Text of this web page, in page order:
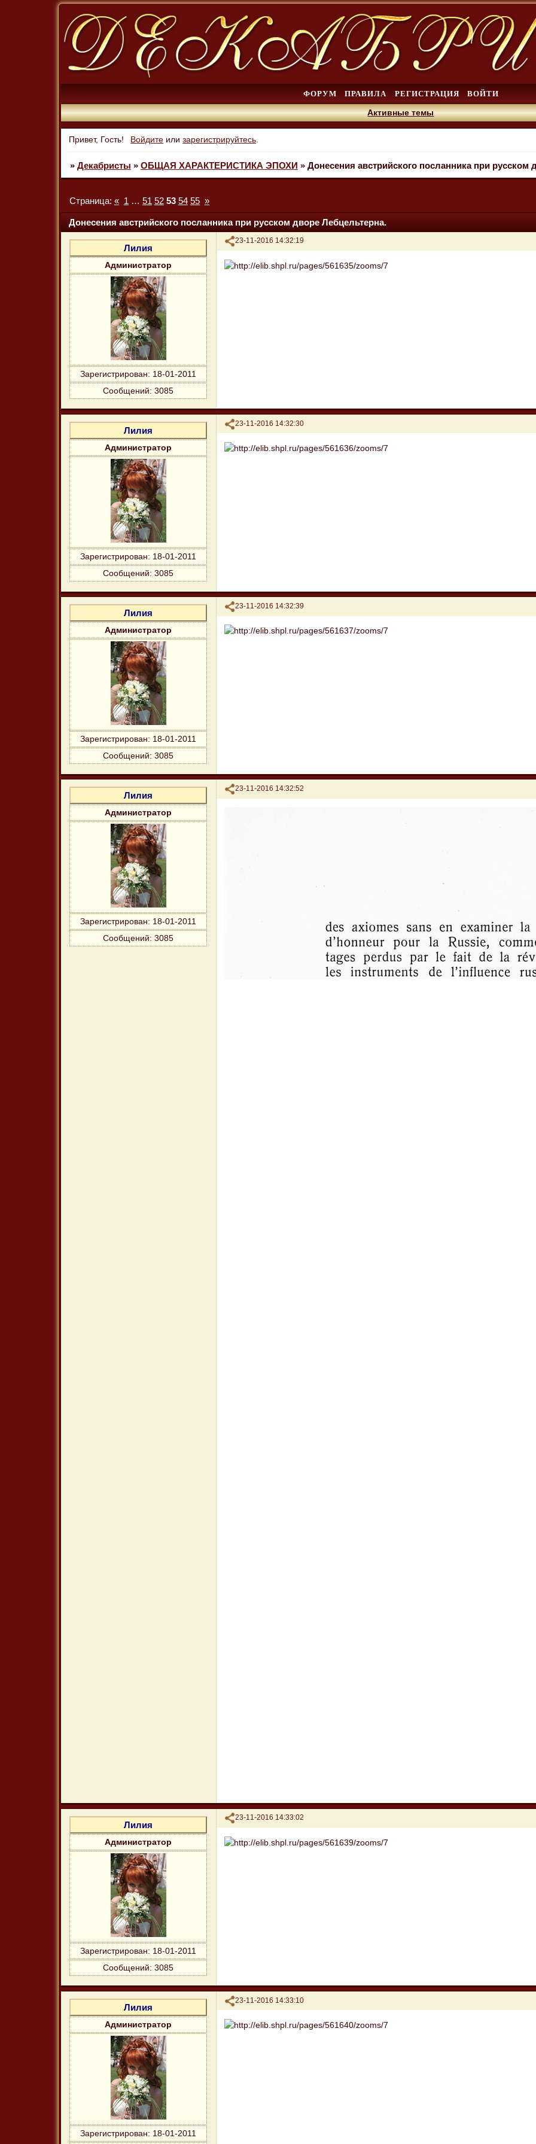
ФОРУМ ПРАВИЛА РЕГИСТРАЦИЯ ВОЙТИ
Активные темы
Привет, Гость! Войдите илизарегистрируйтесь.
» Декабристы » ОБЩАЯ ХАРАКТЕРИСТИКА ЭПОХИ » Донесения австрийского посланника при русском
Донесения австрийского посланника при русском дворе Лебцельтерна.
Страница: « 1 … 51 52 53 54 55 »
Поделиться
23-11-2016 14:32:19
Лилия
Администратор
Зарегистрирован: 18-01-2011
Сообщений: 3085
Поделиться
23-11-2016 14:32:30
Лилия
Администратор
Зарегистрирован: 18-01-2011
Сообщений: 3085
Поделиться
23-11-2016 14:32:39
Лилия
Администратор
Зарегистрирован: 18-01-2011
Сообщений: 3085
Поделиться
23-11-2016 14:32:52
Лилия
Администратор
Зарегистрирован: 18-01-2011
Сообщений: 3085
Поделиться
23-11-2016 14:33:02
Лилия
Администратор
Зарегистрирован: 18-01-2011
Сообщений: 3085
Поделиться
23-11-2016 14:33:10
Лилия
Администратор
Зарегистрирован: 18-01-2011